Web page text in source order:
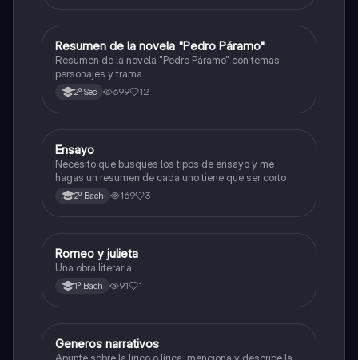
Español
Resumen de la novela "Pedro Páramo"
Resumen de la novela "Pedro Páramo" con temas
personajes y trama
2º Sec 699 12
Lectura, expresión oral y escrita
Ensayo
Necesito que busques los tipos de ensayo y me
hagas un resumen de cada uno tiene que ser corto
2º Bach 169 3
Lectura, expresión oral y escrita
Romeo y julieta
Una obra literaria
1º Bach 91 1
Lectura, expresión oral y escrita
Generos narrativos